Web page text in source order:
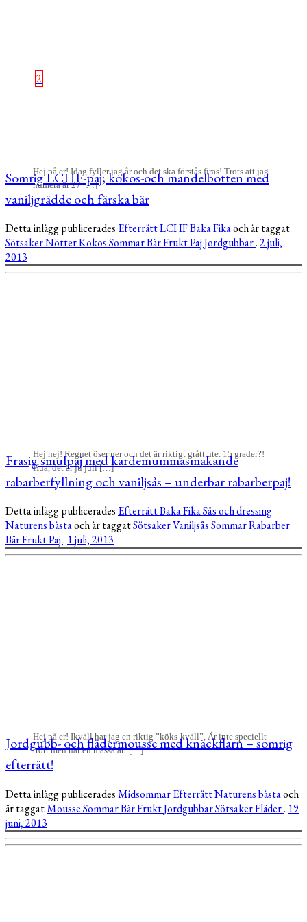
2
Hej på er! Idag fyller jag år och det ska förstås firas! Trots att jag
numera är 27 […]
Somrig LCHF-paj; kokos-och mandelbotten med
vaniljgrädde och färska bär
Detta inlägg publicerades EfterrättLCHFBakaFikaoch är taggat
SötsakerNötterKokosSommarBärFruktPajJordgubbar.2 juli,
2013
Hej hej! Regnet öser ner och det är riktigt grått ute. 15 grader?!
Hua, det är ju juli […]
Frasig smulpaj med kardemummasmakande
rabarberfyllning och vaniljsås – underbar rabarberpaj!
Detta inlägg publicerades EfterrättBakaFikaSås och dressing
Naturens bästaoch är taggatSötsakerVaniljsåsSommarRabarber
BärFruktPaj. 1 juli, 2013
Hej på er! Ikväll har jag en riktig ”köks-kväll”. Är inte speciellt
trött men har en massa att […]
Jordgubb- och flädermousse med knäckflarn – somrig
efterrätt!
Detta inlägg publiceradesMidsommarEfterrättNaturens bästaoch
är taggatMousseSommarBärFruktJordgubbarSötsakerFläder. 19
juni, 2013